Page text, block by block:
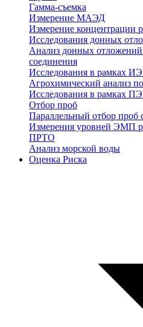
Гамма-съемка
Измерение МАЭД
Измерение концентрации
Исследования донных
Анализ донных отложений
соединения
Исследования в рамках
Агрохимический анализ
Исследования в рамках
Отбор проб
Параллельный отбор проб
Измерения уровней ЭМП
ПРТО
Анализ морской воды
Оценка Риска